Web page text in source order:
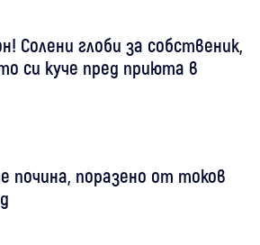
Солени глоби за собственик,
си куче пред приюта в
почина, поразено от токов